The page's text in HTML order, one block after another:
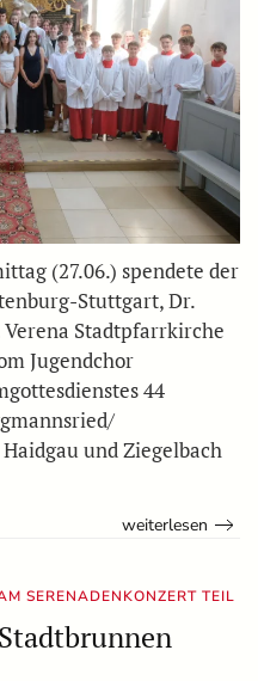
(27.06.) spendete der
Stuttgart, Dr.
Verena Stadtpfarrkirche
Jugendchor
44
und Ziegelbach
weiterlesen
SERENADENKONZERT TEIL